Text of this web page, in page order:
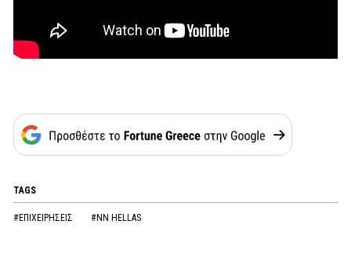
TAGS
#ΕΠΙΧΕΙΡΗΣΕΙΣ #NN HELLAS